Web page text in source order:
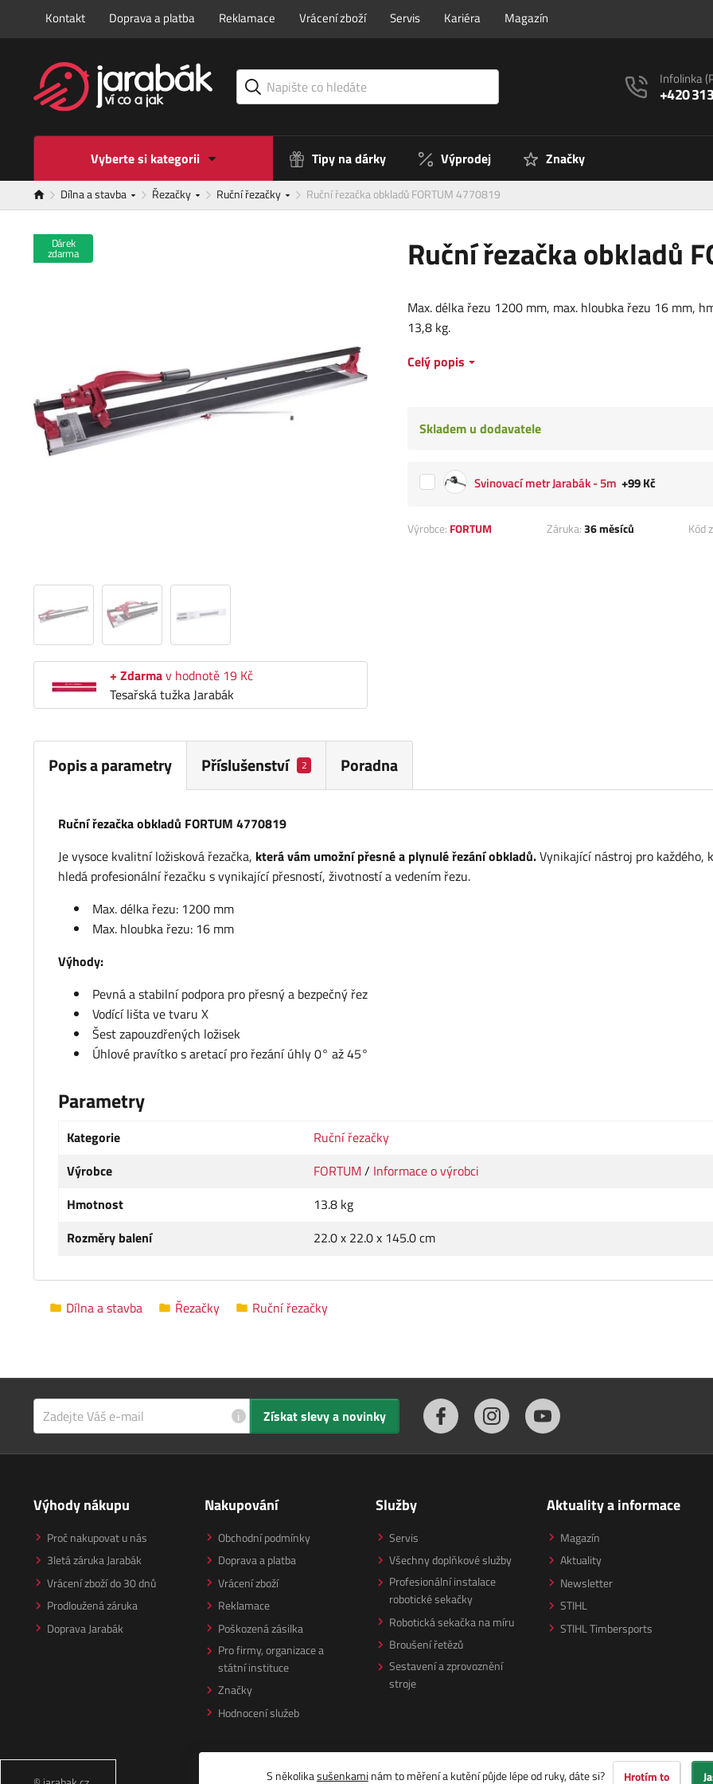
Kontakt Doprava a platba Reklamace Vrácení zboží Servis Kariéra Magazín
Infolinka
+420
Vyberte si kategorii Tipy na dárky Výprodej Značky
Dílna a stavba Řezačky Ruční řezačky Ruční řezačka obkladů FORTUM 4770819
Ruční řezačka obkladů
Dárek
zdarma
+ Zdarmav hodnotě 19 Kč
Tesařská tužka Jarabák
Max. délka řezu 1200 mm, max. hloubka řezu 16 mm,
13,8 kg.
Celý popis
Skladem u dodavatele
Svinovací metr Jarabák - 5m +99 Kč
Výrobce: FORTUM Záruka:36 měsíců Kód
Popis a parametry Příslušenství 2 Poradna
Ruční řezačka obkladů FORTUM 4770819
Je vysoce kvalitní ložisková řezačka, která vám umožní přesné a plynulé řezání obkladů.Vynikající nástroj pro každého,
hledá profesionální řezačku s vynikající přesností, životností a vedením řezu.
Max. délka řezu: 1200 mm
Max. hloubka řezu: 16 mm
Výhody:
Pevná a stabilní podpora pro přesný a bezpečný řez
Vodící lišta ve tvaru X
Šest zapouzdřených ložisek
Úhlové pravítko s aretací pro řezání úhly 0° až 45°
Parametry
Kategorie
Ruční řezačky
Výrobce
FORTUM / Informace o výrobci
Hmotnost
13.8 kg
Rozměry balení
22.0 x 22.0 x 145.0 cm
Dílna a stavba Řezačky Ruční řezačky
i Získat slevy a novinky
Výhody nákupu
Proč nakupovat u nás
3letá záruka Jarabák
Vrácení zboží do 30 dnů
Prodloužená záruka
Doprava Jarabák
Nakupování
Obchodní podmínky
Doprava a platba
Vrácení zboží
Reklamace
Poškozená zásilka
Pro firmy, organizace a
státní instituce
Značky
Hodnocení služeb
Služby
Servis
Všechny doplňkové služby
Profesionální instalace
robotické sekačky
Robotická sekačka na míru
Broušení řetězů
Sestavení a zprovoznění
stroje
Aktuality a informace
Magazín
Aktuality
Newsletter
STIHL
STIHL Timbersports
S několikasušenkami nám to měření a kutění půjde lépe od ruky, dáte si? Hrotím to